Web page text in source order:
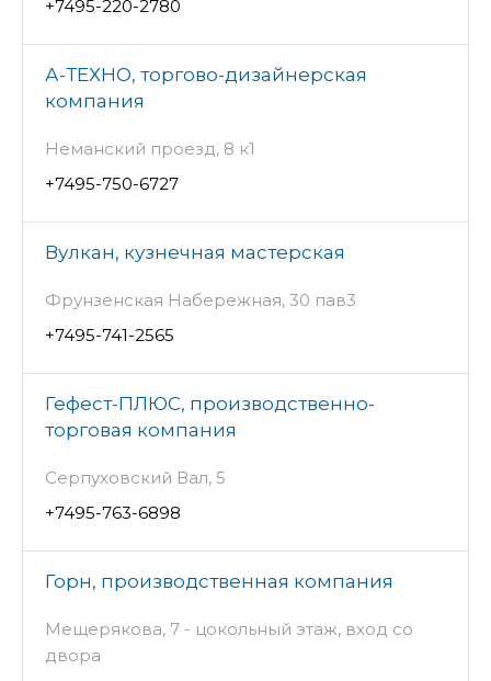
+7495-220-2780
А-ТЕХНО, торгово-дизайнерская
компания
Неманский проезд, 8 к1
+7495-750-6727
Вулкан, кузнечная мастерская
Фрунзенская Набережная, 30 пав3
+7495-741-2565
Гефест-ПЛЮС, производственно-
торговая компания
Серпуховский Вал, 5
+7495-763-6898
Горн, производственная компания
Мещерякова, 7 - цокольный этаж, вход со
двора